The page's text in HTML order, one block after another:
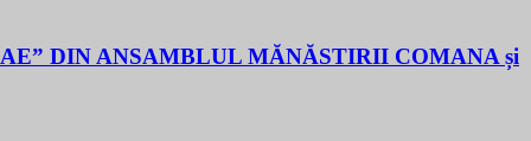
DIN ANSAMBLUL MĂNĂSTIRII COMANA și